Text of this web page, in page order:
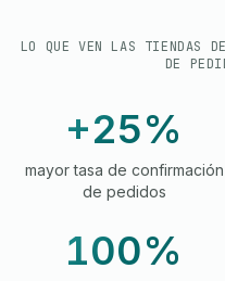
LO QUE VEN LAS TIENDAS
DE
+25%
mayor tasa de confirmación
de pedidos
100%